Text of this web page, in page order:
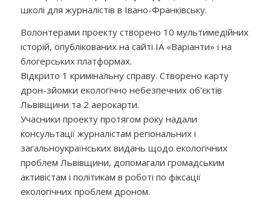
школі для журналістів в Івано-Франківську.
Волонтерами проекту створено 10 мультимедійних
історій, опублікованих на сайті ІА «Варіанти» і на
блогерських платформах.
Відкрито 1 кримінальну справу. Створено карту
дрон-зйомки екологічно небезпечних об’єктів
Львівщини та 2 аерокарти.
Учасники проекту протягом року надали
консультації журналістам регіональних і
загальноукраїнських видань щодо екологічних
проблем Львівщини, допомагали громадським
активістам і політикам в роботі по фіксації
екологічних проблем дроном.